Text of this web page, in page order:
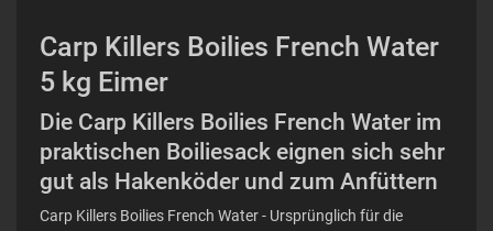
Carp Killers Boilies French Water
5 kg Eimer
Die Carp Killers Boilies French Water im
praktischen Boiliesack eignen sich sehr
gut als Hakenköder und zum Anfüttern
Carp Killers Boilies French Water - Ursprünglich für die